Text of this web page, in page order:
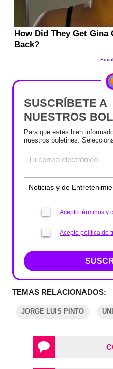
SUSCRÍBETE A
NUESTROS
Para que estés bien
nuestros boletines.
Acepto términos y
Acepto política de
TEMAS RELACIONADOS:
JORGE LUIS PINTO